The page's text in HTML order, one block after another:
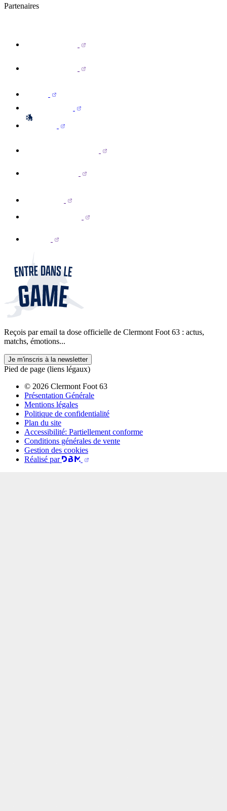
Partenaires
Reçois par email ta dose officielle de Clermont Foot 63 : actus,
matchs, émotions...
Je m'inscris à la newsletter
Pied de page (liens légaux)
© 2026 Clermont Foot 63
Présentation Générale
Mentions légales
Politique de confidentialité
Plan du site
Accessibilité: Partiellement conforme
Conditions générales de vente
Gestion des cookies
Réalisé par